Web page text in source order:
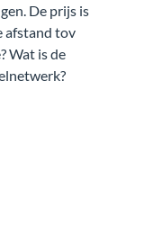
De prijs is
afstand tov
Wat is de